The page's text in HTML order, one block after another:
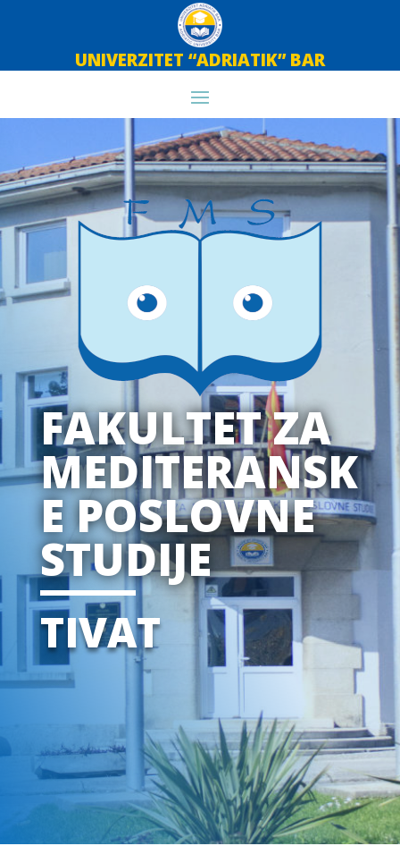
UNIVERZITET “ADRIATIK” BAR
FAKULTET ZA
MEDITERANSK
E POSLOVNE
STUDIJE
TIVAT